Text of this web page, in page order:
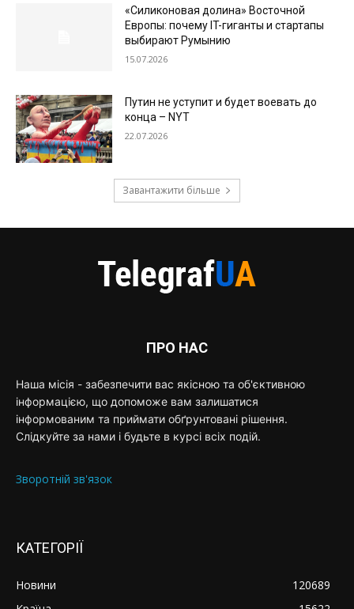
«Силиконовая долина» Восточной
Европы: почему IT-гиганты и стартапы
выбирают Румынию
15.07.2026
Путин не уступит и будет воевать до
конца – NYT
22.07.2026
Завантажити більше
ПРО НАС
Наша місія - забезпечити вас якісною та об'єктивною
інформацією, що допоможе вам залишатися
інформованим та приймати обґрунтовані рішення.
Слідкуйте за нами і будьте в курсі всіх подій.
Зворотній зв'язок
КАТЕГОРІЇ
Новини
120689